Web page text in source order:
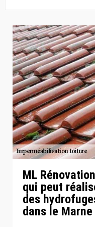
ML
qui peut
des
dans le Marne